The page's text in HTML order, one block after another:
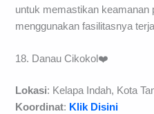
untuk memastikan keamanan
menggunakan fasilitasnya
18. Danau Cikokol❤️
Lokasi: Kelapa Indah, Kota
Koordinat: Klik Disini